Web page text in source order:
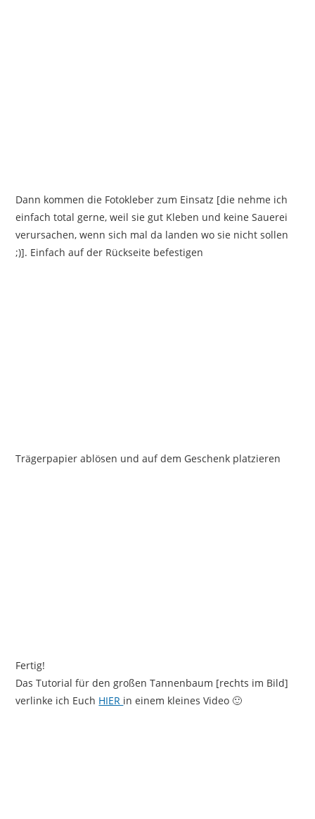
Dann kommen die Fotokleber zum Einsatz [die nehme ich
einfach total gerne, weil sie gut Kleben und keine Sauerei
verursachen, wenn sich mal da landen wo sie nicht sollen
;)]. Einfach auf der Rückseite befestigen
Trägerpapier ablösen und auf dem Geschenk platzieren
Fertig!
Das Tutorial für den großen Tannenbaum [rechts im Bild]
verlinke ich Euch HIER in einem kleines Video 🙂